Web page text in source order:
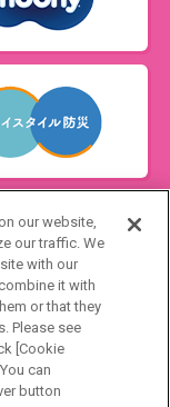
our website,
our traffic. We
with our
it with
or that they
Please see
[Cookie
can
button